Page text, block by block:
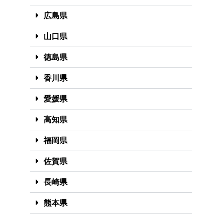
広島県
山口県
徳島県
香川県
愛媛県
高知県
福岡県
佐賀県
長崎県
熊本県